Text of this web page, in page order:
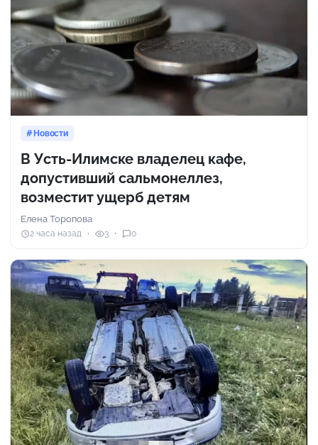
Новости
В Усть-Илимске владелец кафе,
допустивший сальмонеллез,
возместит ущерб детям
Елена Торопова
2 часа назад 3 0